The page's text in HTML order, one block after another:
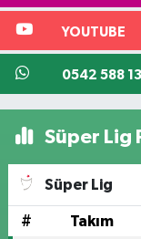
YOUTUBE
0542 588
Süper Lig
Süper Lig
# Takım